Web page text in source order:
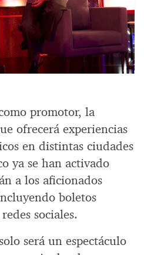
promotor, la
ofrecerá experiencias
en distintas ciudades
ya se han activado
a los aficionados
boletos
sociales.
será un espectáculo